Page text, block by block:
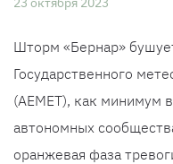
Шторм «Бернар»
Государственного
(AEMET), как минимум
автономных
оранжевая фаза